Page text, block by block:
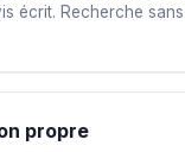
écrit. Recherche
propre